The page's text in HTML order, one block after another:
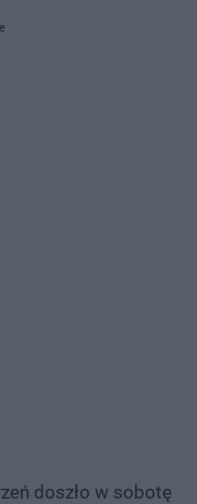
doszło w sobotę